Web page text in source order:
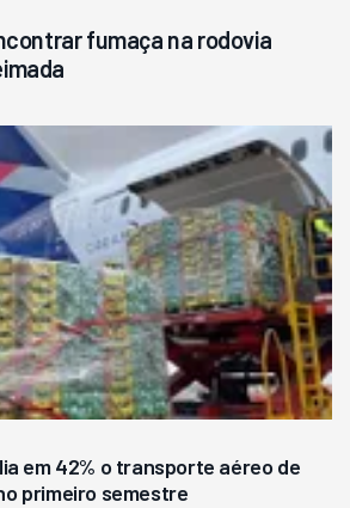
fumaça na rodovia
em 42% o transporte aéreo de
primeiro semestre